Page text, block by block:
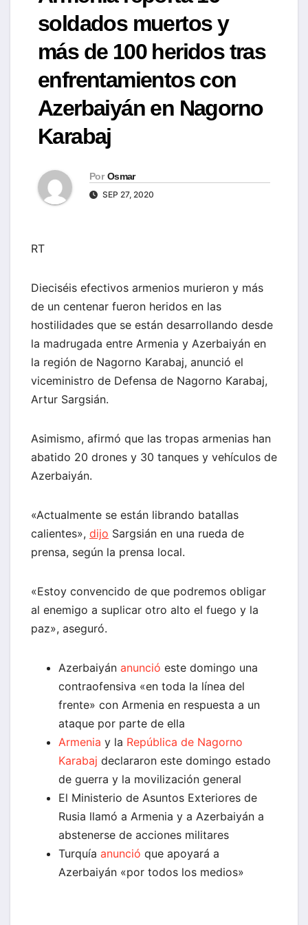
soldados muertos y
más de 100 heridos tras
enfrentamientos con
Azerbaiyán en Nagorno
Karabaj
Por Osmar
SEP 27, 2020
RT
Dieciséis efectivos armenios murieron y más
de un centenar fueron heridos en las
hostilidades que se están desarrollando desde
la madrugada entre Armenia y Azerbaiyán en
la región de Nagorno Karabaj, anunció el
viceministro de Defensa de Nagorno Karabaj,
Artur Sargsián.
Asimismo, afirmó que las tropas armenias han
abatido 20 drones y 30 tanques y vehículos de
Azerbaiyán.
«Actualmente se están librando batallas
calientes», dijo Sargsián en una rueda de
prensa, según la prensa local.
«Estoy convencido de que podremos obligar
al enemigo a suplicar otro alto el fuego y la
paz», aseguró.
Azerbaiyán anunció este domingo una
contraofensiva «en toda la línea del
frente» con Armenia en respuesta a un
ataque por parte de ella
Armenia y la República de Nagorno
Karabaj declararon este domingo estado
de guerra y la movilización general
El Ministerio de Asuntos Exteriores de
Rusia llamó a Armenia y a Azerbaiyán a
abstenerse de acciones militares
Turquía anunció que apoyará a
Azerbaiyán «por todos los medios»